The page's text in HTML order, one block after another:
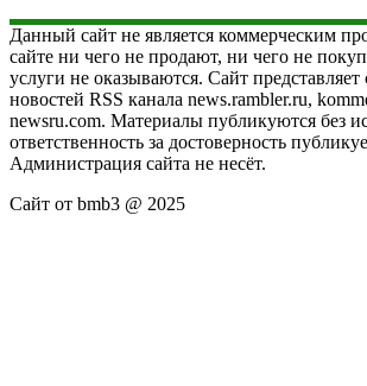
Данный сайт не является коммерческим
сайте ни чего не продают, ни чего не
услуги не оказываются. Сайт представляет
новостей RSS канала news.rambler.ru,
newsru.com. Материалы публикуются без
ответственность за достоверность
Администрация сайта не несёт.
Сайт от bmb3 @ 2025